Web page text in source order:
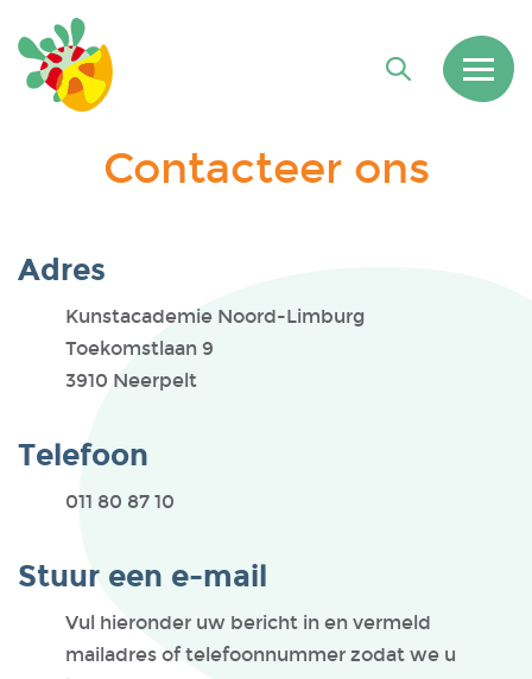
Contacteer ons
Adres
Kunstacademie Noord-Limburg
Toekomstlaan 9
3910 Neerpelt
Telefoon
011 80 87 10
Stuur een e-mail
Vul hieronder uw bericht in en vermeld
mailadres of telefoonnummer zodat we u